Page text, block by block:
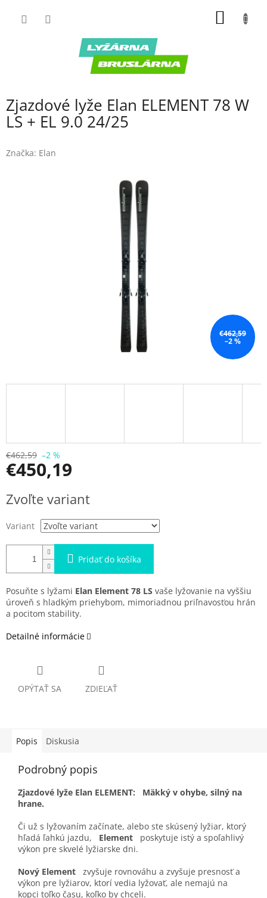
Zjazdové lyže Elan ELEMENT 78 W
LS + EL 9.0 24/25
Značka: Elan
€462,59
–2 %
€462,59 –2 %
€450,19
cena:
Zvoľte variant
Variant
Pridať do košíka
Posuňte s lyžami Elan Element 78 LS vaše lyžovanie na vyššiu
úroveň s hladkým priehybom, mimoriadnou priľnavosťou hrán
a pocitom stability.
Detailné informácie
OPÝTAŤ SA ZDIEĽAŤ
Popis Diskusia
Podrobný popis
Zjazdové lyže Elan ELEMENT:
Mäkký v ohybe, silný na
hrane.
Či už s lyžovaním začínate, alebo ste skúsený lyžiar, ktorý
hľadá ľahkú jazdu,
Element
poskytuje istý a spoľahlivý
výkon pre skvelé lyžiarske dni.
Nový Element
zvyšuje rovnováhu a zvyšuje presnosť a
výkon pre lyžiarov, ktorí vedia lyžovať, ale nemajú na
kopci toľko času, koľko by chceli.